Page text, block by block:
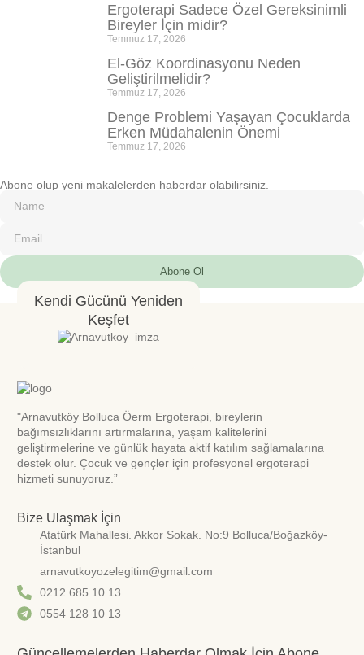
Ergoterapi Sadece Özel Gereksinimli
Bireyler İçin midir?
Temmuz 17, 2026
El-Göz Koordinasyonu Neden
Geliştirilmelidir?
Temmuz 17, 2026
Denge Problemi Yaşayan Çocuklarda
Erken Müdahalenin Önemi
Temmuz 17, 2026
Abone olup yeni makalelerden haberdar olabilirsiniz.
Abone Ol
Kendi Gücünü Yeniden
Keşfet
"Arnavutköy Bolluca Öerm Ergoterapi, bireylerin
bağımsızlıklarını artırmalarına, yaşam kalitelerini
geliştirmelerine ve günlük hayata aktif katılım sağlamalarına
destek olur. Çocuk ve gençler için profesyonel ergoterapi
hizmeti sunuyoruz.”
Bize Ulaşmak İçin
Atatürk Mahallesi. Akkor Sokak. No:9 Bolluca/Boğazköy-
İstanbul
arnavutkoyozelegitim@gmail.com
0212 685 10 13
0554 128 10 13